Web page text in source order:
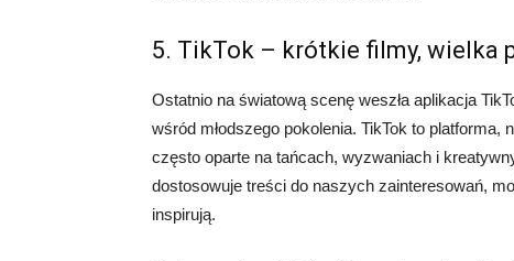
5. TikTok – krótkie filmy, wielka
Ostatnio na światową scenę weszła aplikacja
wśród młodszego pokolenia. TikTok to
często oparte na tańcach, wyzwaniach i
dostosowuje treści do naszych zainteresowań,
inspirują.